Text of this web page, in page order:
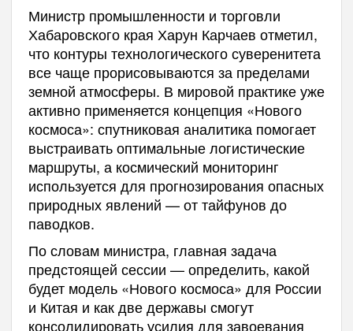
Министр промышленности и торговли
Хабаровского края Харун Карчаев отметил,
что контуры технологического суверенитета
все чаще прорисовываются за пределами
земной атмосферы. В мировой практике уже
активно применяется концепция «Нового
космоса»: спутниковая аналитика помогает
выстраивать оптимальные логистические
маршруты, а космический мониторинг
используется для прогнозирования опасных
природных явлений — от тайфунов до
паводков.
По словам министра, главная задача
предстоящей сессии — определить, какой
будет модель «Нового космоса» для России
и Китая и как две державы смогут
консолидировать усилия для завоевания